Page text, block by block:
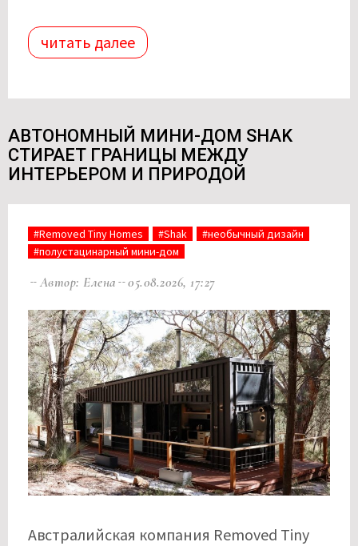
читать далее
АВТОНОМНЫЙ МИНИ-ДОМ SHAK
СТИРАЕТ ГРАНИЦЫ МЕЖДУ
ИНТЕРЬЕРОМ И ПРИРОДОЙ
#Removed Tiny Homes #Shak
#необычный дизайн
#полустацинарный мини-дом
Автор: Елена 05.08.2026, 17:27
Австралийская компания Removed Tiny